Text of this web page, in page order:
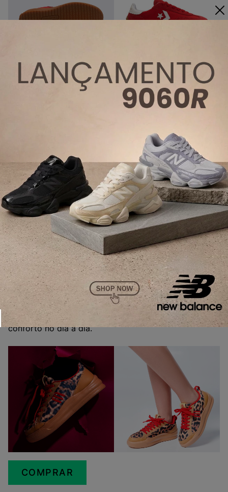
COMPRAR
SKU: CO06440007
Marca: Converse
Tendência: Moda
5- Melissa X Mood II Bege Vermelho
O Melissa X Mood II é o tênis perfeito para quem quer
se destacar com personalidade e atitude, mesmo com
um tênis casual. Esse sneaker se reinventa em uma
nova versão animal print, combinando o DNA único da
Melissa com a tendência do momento, ideal para
looks casuais e marcantes.
Confeccionado em Melflex, material exclusivo da
Melissa, oMelissa X Mood IIoferece flexibilidade,
durabilidade e o característico cheirinho da marca. O
acabamento fosco proporciona um visual moderno, e
a inclusão de um tecido respirável garante ainda mais
conforto no dia a dia.
COMPRAR